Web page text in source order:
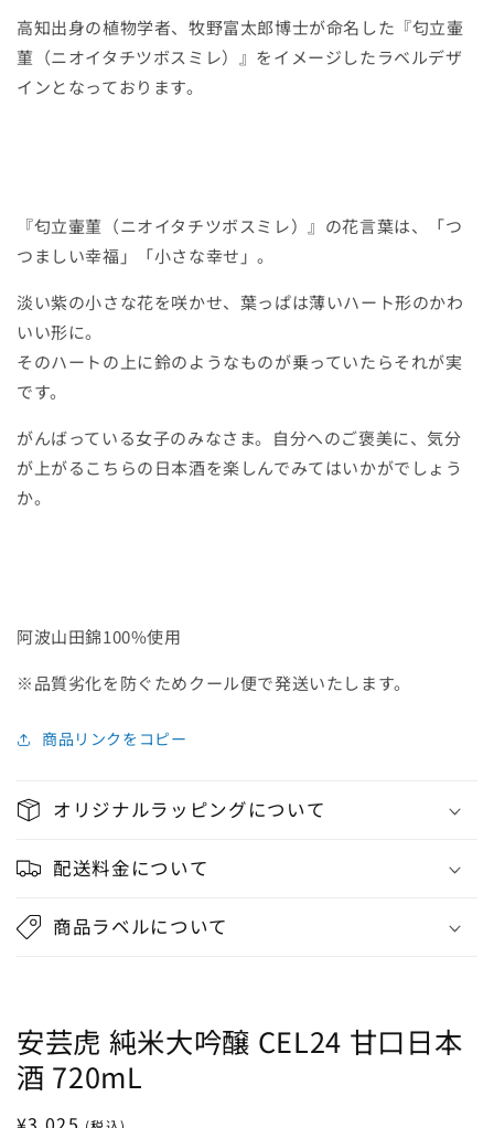
高知出身の植物学者、牧野富太郎博士が命名した『匂立壷
菫（ニオイタチツボスミレ）』をイメージしたラベルデザ
インとなっております。
『匂立壷菫（ニオイタチツボスミレ）』の花言葉は、「つ
つましい幸福」「小さな幸せ」。
淡い紫の小さな花を咲かせ、葉っぱは薄いハート形のかわ
いい形に。
そのハートの上に鈴のようなものが乗っていたらそれが実
です。
がんばっている女子のみなさま。自分へのご褒美に、気分
が上がるこちらの日本酒を楽しんでみてはいかがでしょう
か。
阿波山田錦100%使用
※品質劣化を防ぐためクール便で発送いたします。
商品リンクをコピー
オリジナルラッピングについて
配送料金について
商品ラベルについて
安芸虎 純米大吟醸 CEL24 甘口日本
酒 720mL